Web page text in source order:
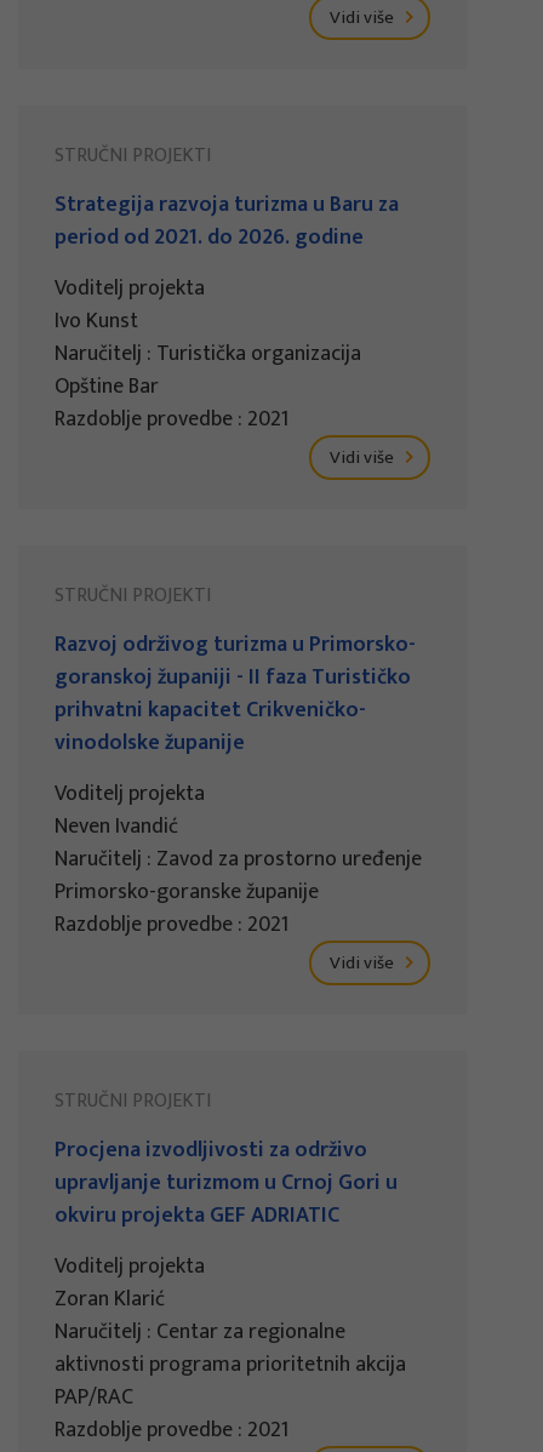
Vidi više
STRUČNI PROJEKTI
Strategija razvoja turizma u Baru za
period od 2021. do 2026. godine
Voditelj projekta
Ivo Kunst
Naručitelj : Turistička organizacija
Opštine Bar
Razdoblje provedbe : 2021
Vidi više
STRUČNI PROJEKTI
Razvoj održivog turizma u Primorsko-
goranskoj županiji - II faza Turističko
prihvatni kapacitet Crikveničko-
vinodolske županije
Voditelj projekta
Neven Ivandić
Naručitelj : Zavod za prostorno uređenje
Primorsko-goranske županije
Razdoblje provedbe : 2021
Vidi više
STRUČNI PROJEKTI
Procjena izvodljivosti za održivo
upravljanje turizmom u Crnoj Gori u
okviru projekta GEF ADRIATIC
Voditelj projekta
Zoran Klarić
Naručitelj : Centar za regionalne
aktivnosti programa prioritetnih akcija
PAP/RAC
Razdoblje provedbe : 2021